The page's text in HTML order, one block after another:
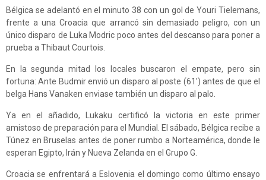
Bélgica se adelantó en el minuto 38 con un gol de Youri Tielemans,
frente a una Croacia que arrancó sin demasiado peligro, con un
único disparo de Luka Modric poco antes del descanso para poner a
prueba a Thibaut Courtois.
En la segunda mitad los locales buscaron el empate, pero sin
fortuna: Ante Budmir envió un disparo al poste (61') antes de que el
belga Hans Vanaken enviase también un disparo al palo.
Ya en el añadido, Lukaku certificó la victoria en este primer
amistoso de preparación para el Mundial. El sábado, Bélgica recibe a
Túnez en Bruselas antes de poner rumbo a Norteamérica, donde le
esperan Egipto, Irán y Nueva Zelanda en el Grupo G.
Croacia se enfrentará a Eslovenia el domingo como último ensayo